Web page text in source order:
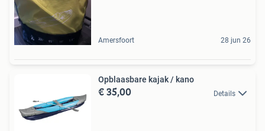
Amersfoort 28 jun 26
Opblaasbare kajak / kano
€ 35,00 Details